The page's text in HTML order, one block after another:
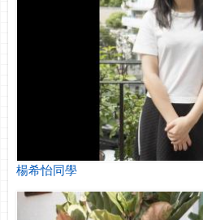
楊希怡同學